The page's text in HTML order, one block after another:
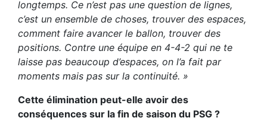
longtemps. Ce n’est pas une question de lignes,
c’est un ensemble de choses, trouver des espaces,
comment faire avancer le ballon, trouver des
positions. Contre une équipe en 4-4-2 qui ne te
laisse pas beaucoup d’espaces, on l’a fait par
moments mais pas sur la continuité. »
Cette élimination peut-elle avoir des
conséquences sur la fin de saison du PSG ?